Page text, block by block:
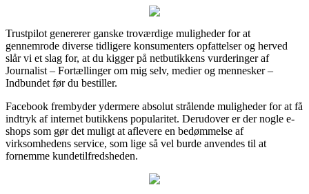
Trustpilot genererer ganske troværdige muligheder for at
gennemrode diverse tidligere konsumenters opfattelser og herved
slår vi et slag for, at du kigger på netbutikkens vurderinger af
Journalist – Fortællinger om mig selv, medier og mennesker –
Indbundet før du bestiller.
Facebook frembyder ydermere absolut strålende muligheder for at få
indtryk af internet butikkens popularitet. Derudover er der nogle e-
shops som gør det muligt at aflevere en bedømmelse af
virksomhedens service, som lige så vel burde anvendes til at
fornemme kundetilfredsheden.